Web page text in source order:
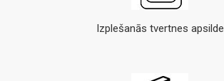
Izplešanās tvertnes apsilde